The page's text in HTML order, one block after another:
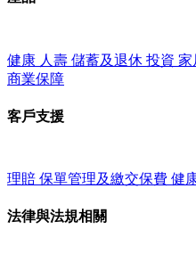
健康 人壽 儲蓄及退休 投資 家
商業保障
客戶支援
理賠 保單管理及繳交保費 健
法律與法規相關